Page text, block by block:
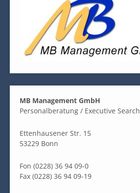
MB Management GmbH
Personalberatung / Executive Search
Ettenhausener Str. 15
53229 Bonn
Fon (0228) 36 94 09-0
Fax (0228) 36 94 09-19